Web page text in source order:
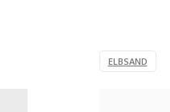
ELBSAND